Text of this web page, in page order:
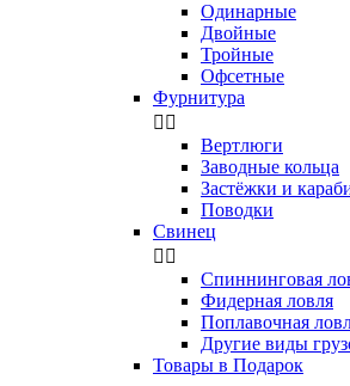
Одинарные
Двойные
Тройные
Офсетные
Фурнитура
 
Вертлюги
Заводные кольца
Застёжки и
Поводки
Свинец
 
Спиннинговая
Фидерная ловля
Поплавочная
Другие виды
Товары в Подарок